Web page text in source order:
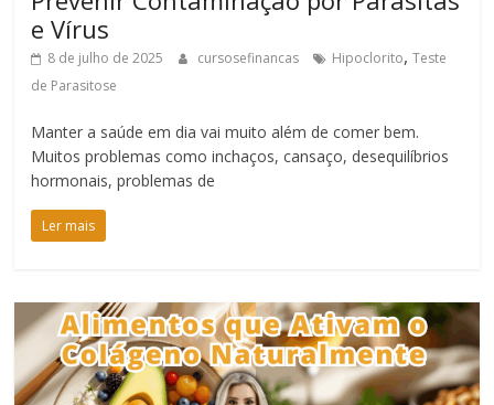
e Vírus
8 de julho de 2025 cursosefinancas Hipoclorito,Teste
de Parasitose
Manter a saúde em dia vai muito além de comer bem.
Muitos problemas como inchaços, cansaço, desequilíbrios
hormonais, problemas de
Ler mais